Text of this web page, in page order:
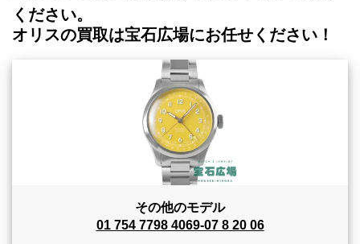
ください。
オリスの買取は宝石広場にお任せください！
その他のモデル
01 754 7798 4069-07 8 20 06